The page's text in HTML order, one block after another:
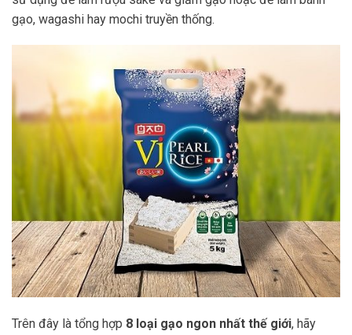
gạo, wagashi hay mochi truyền thống.
Trên đây là tổng hợp 8 loại gạo ngon nhất thế giới, hãy